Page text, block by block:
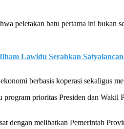
peletakan batu pertama ini bukan
Lawidu Serahkan
berbasis koperasi sekaligus
prioritas Presiden dan
dengan melibatkan Pemerintah